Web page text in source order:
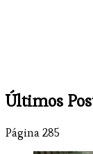
Últimos
Página 285